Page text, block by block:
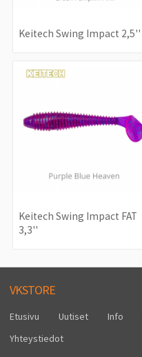
Keitech Swing Impact 2,5''
Keitech Swing Impact FAT
3,3''
VKSTORE
Etusivu Uutiset Info
Yhteystiedot